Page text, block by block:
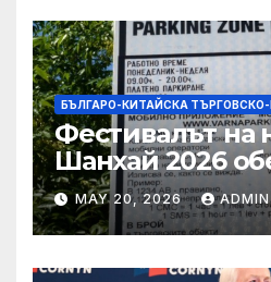
БЪЛГАРО-КИТАЙСКА
Фестивалът на
Шанхай 2026
вълнуващи
технологични
MAY 20, 2026 ADMIN